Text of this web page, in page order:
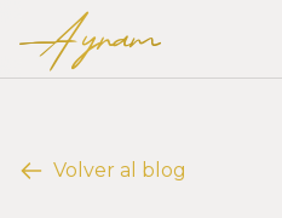
Ayram
Volver al blog